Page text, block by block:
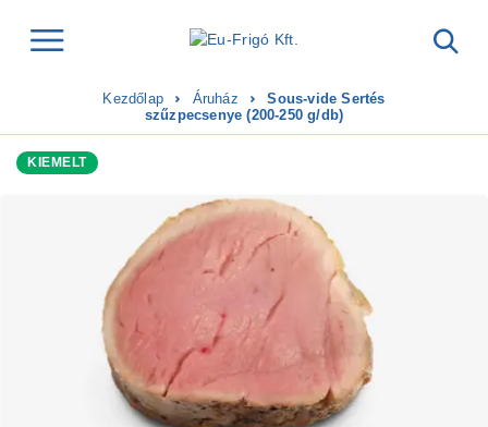
Kezdőlap Áruház
Sous-vide Sertés
szűzpecsenye (200-250 g/db)
KIEMELT